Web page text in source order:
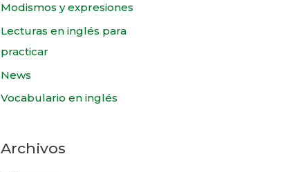
Modismos y expresiones
Lecturas en inglés para
practicar
News
Vocabulario en inglés
Archivos